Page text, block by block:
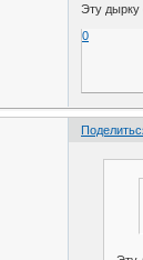
Эту дырку
0